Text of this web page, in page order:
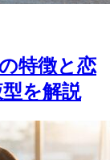
特徴と恋
を解説